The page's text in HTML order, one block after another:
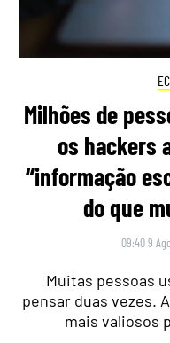
Milhões de
os hackers
“informação
do que
09:40 9
Muitas pessoas
pensar duas vezes.
mais valiosos